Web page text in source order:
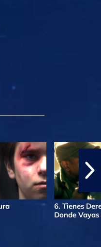
6. Tienes
Donde Vayas